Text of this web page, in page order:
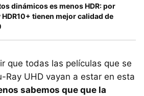
dinámicos es menos HDR: por
tienen mejor calidad de
que todas las películas que se
Ray UHD vayan a estar en esta
sabemos que que la